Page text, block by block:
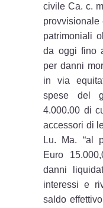
civile Ca. c.
provvisionale
patrimoniali
da oggi fino
per danni
in via
spese del
4.000.00 di
accessori di
Lu. Ma. “al
Euro
danni
interessi e
saldo